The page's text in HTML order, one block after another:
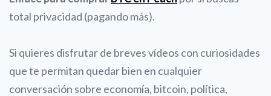
total privacidad (pagando más).
Si quieres disfrutar de breves vídeos con curiosidades
que te permitan quedar bien en cualquier
conversación sobre economía, bitcoin, política,